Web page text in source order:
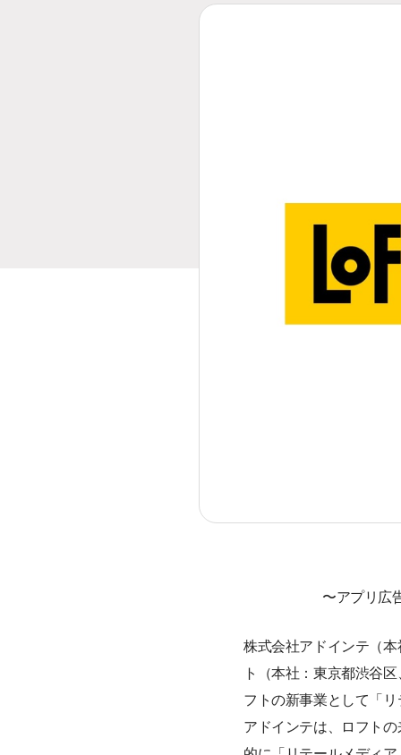
〜アプリ広
株式会社アドインテ（
ト（本社：東京都渋谷
フトの新事業として「
アドインテは、ロフト